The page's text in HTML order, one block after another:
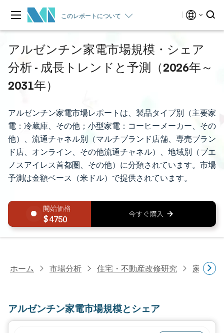
このレポートについて
アルゼンチン家電市場規模・シェア
分析 - 成長トレンドと予測（2026年～
2031年）
アルゼンチン家電市場レポートは、製品タイプ別（主要家
電：冷蔵庫、その他；小型家電：コーヒーメーカー、その
他）、流通チャネル別（マルチブランド店舗、専売ブラン
ド店、オンライン、その他流通チャネル）、地域別（ブエ
ノスアイレス首都圏、その他）に分類されています。市場
予測は金額ベース（米ドル）で提供されています。
4750
ホーム 市場分析 住宅・不動産改修研究 家電研究
アルゼンチン家電市場規模とシェア